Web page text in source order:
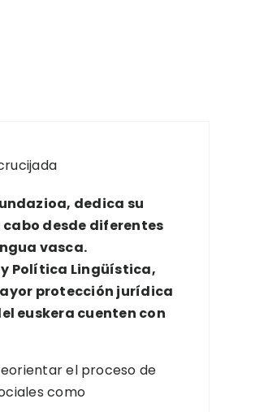
dedica su
desde diferentes
vasca.
y Política Lingüística,
protección jurídica
euskera cuenten con
el proceso de
como